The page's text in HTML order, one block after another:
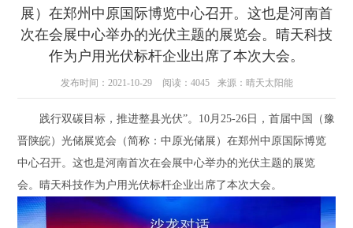
展）在郑州中原国际博览中心召开。这也是河南首
次在会展中心举办的光伏主题的展览会。晴天科技
作为户用光伏标杆企业出席了本次大会。
发布时间：2021-10-29 阅读：4045 来源：晴天太阳能
践行双碳目标，推进整县光伏”。10月25-26日，首届中国（豫
晋陕皖）光储展览会（简称：中原光储展）在郑州中原国际博览
中心召开。这也是河南首次在会展中心举办的光伏主题的展览
会。晴天科技作为户用光伏标杆企业出席了本次大会。